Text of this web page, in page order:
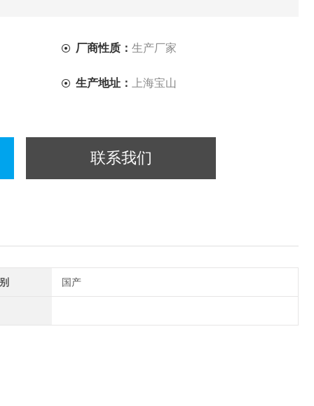
厂商性质： 生产厂家
生产地址： 上海宝山
联系我们
国产